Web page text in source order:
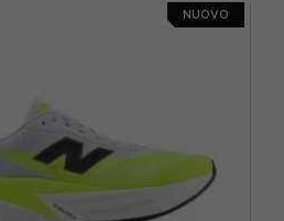
US 9 EUR 43 / US 9.5
11
NUOVO